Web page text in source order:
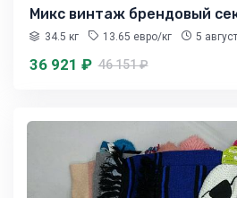
Микс винтаж брендовый
34.5 кг 13.65 евро/кг 5
36 921 ₽ 46 151 ₽